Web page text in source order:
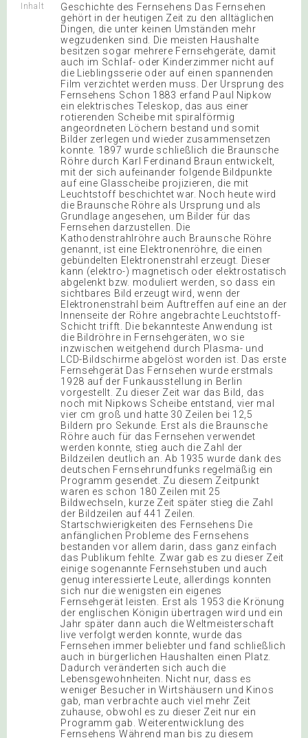
Inhalt
Geschichte des Fernsehens Das Fernsehen
gehört in der heutigen Zeit zu den alltäglichen
Dingen, die unter keinen Umständen mehr
wegzudenken sind. Die meisten Haushalte
besitzen sogar mehrere Fernsehgeräte, damit
auch im Schlaf- oder Kinderzimmer nicht auf
die Lieblingsserie oder auf einen spannenden
Film verzichtet werden muss. Der Ursprung des
Fernsehens Schon 1883 erfand Paul Nipkow
ein elektrisches Teleskop, das aus einer
rotierenden Scheibe mit spiralförmig
angeordneten Löchern bestand und somit
Bilder zerlegen und wieder zusammensetzen
konnte. 1897 wurde schließlich die Braunsche
Röhre durch Karl Ferdinand Braun entwickelt,
mit der sich aufeinander folgende Bildpunkte
auf eine Glasscheibe projizieren, die mit
Leuchtstoff beschichtet war. Noch heute wird
die Braunsche Röhre als Ursprung und als
Grundlage angesehen, um Bilder für das
Fernsehen darzustellen. Die
Kathodenstrahlröhre auch Braunsche Röhre
genannt, ist eine Elektronenröhre, die einen
gebündelten Elektronenstrahl erzeugt. Dieser
kann (elektro-) magnetisch oder elektrostatisch
abgelenkt bzw. moduliert werden, so dass ein
sichtbares Bild erzeugt wird, wenn der
Elektronenstrahl beim Auftreffen auf eine an der
Innenseite der Röhre angebrachte Leuchtstoff-
Schicht trifft. Die bekannteste Anwendung ist
die Bildröhre in Fernsehgeräten, wo sie
inzwischen weitgehend durch Plasma- und
LCD-Bildschirme abgelöst worden ist. Das erste
Fernsehgerät Das Fernsehen wurde erstmals
1928 auf der Funkausstellung in Berlin
vorgestellt. Zu dieser Zeit war das Bild, das
noch mit Nipkows Scheibe entstand, vier mal
vier cm groß und hatte 30 Zeilen bei 12,5
Bildern pro Sekunde. Erst als die Braunsche
Röhre auch für das Fernsehen verwendet
werden konnte, stieg auch die Zahl der
Bildzeilen deutlich an. Ab 1935 wurde dank des
deutschen Fernsehrundfunks regelmäßig ein
Programm gesendet. Zu diesem Zeitpunkt
waren es schon 180 Zeilen mit 25
Bildwechseln, kurze Zeit später stieg die Zahl
der Bildzeilen auf 441 Zeilen.
Startschwierigkeiten des Fernsehens Die
anfänglichen Probleme des Fernsehens
bestanden vor allem darin, dass ganz einfach
das Publikum fehlte. Zwar gab es zu dieser Zeit
einige sogenannte Fernsehstuben und auch
genug interessierte Leute, allerdings konnten
sich nur die wenigsten ein eigenes
Fernsehgerät leisten. Erst als 1953 die Krönung
der englischen Königin übertragen wird und ein
Jahr später dann auch die Weltmeisterschaft
live verfolgt werden konnte, wurde das
Fernsehen immer beliebter und fand schließlich
auch in bürgerlichen Haushalten einen Platz.
Dadurch veränderten sich auch die
Lebensgewohnheiten. Nicht nur, dass es
weniger Besucher in Wirtshäusern und Kinos
gab, man verbrachte auch viel mehr Zeit
zuhause, obwohl es zu dieser Zeit nur ein
Programm gab. Weiterentwicklung des
Fernsehens Während man bis zu diesem